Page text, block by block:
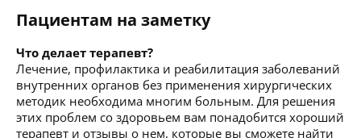
Пациентам на заметку
Что делает терапевт?
Лечение, профилактика и реабилитация заболеваний
внутренних органов без применения хирургических
методик необходима многим больным. Для решения
этих проблем со здоровьем вам понадобится хороший
терапевт и отзывы о нем, которые вы сможете найти